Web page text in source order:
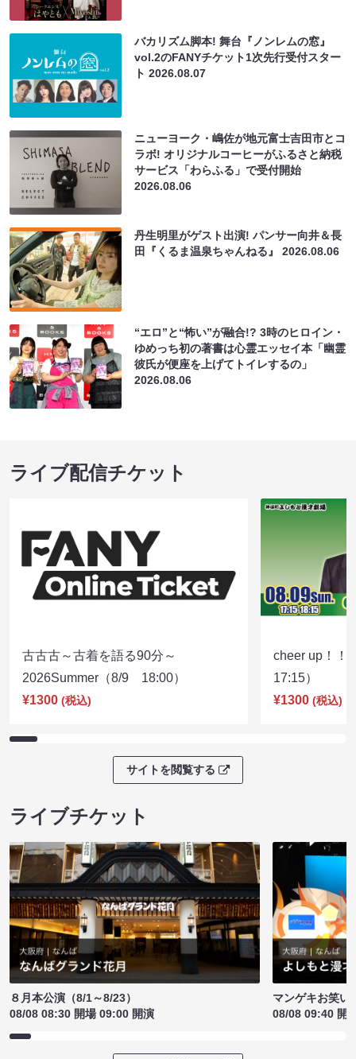
バカリズム脚本! 舞台『ノンレムの窓』
vol.2のFANYチケット1次先行受付スター
ト2026.08.07
ニューヨーク・嶋佐が地元富士吉田市とコ
ラボ! オリジナルコーヒーがふるさと納税
サービス「わらふる」で受付開始
2026.08.06
丹生明里がゲスト出演! パンサー向井＆長
田『くるま温泉ちゃんねる』2026.08.06
“エロ”と“怖い”が融合!? 3時のヒロイン・
ゆめっち初の著書は心霊エッセイ本「幽霊
彼氏が便座を上げてトイレするの」
2026.08.06
ライブ配信チケット
古古古～古着を語る90分～
2026Summer（8/9 18:00）
¥1300 (税込)
cheer up！
17:15）
¥1300 (税込)
サイトを閲覧する
ライブチケット
８月本公演（8/1～8/23）
08/08 08:30 開場 09:00 開演
マンゲキお笑い
08/08 09:40 開